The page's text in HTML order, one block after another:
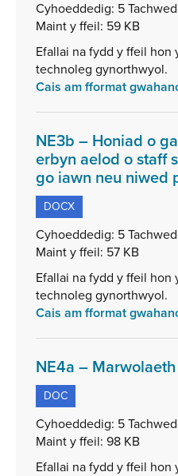
Cyhoeddedig: 5
Maint y ffeil: 59 KB
Efallai na fydd y ffeil hon
technoleg gynorthwyol.
Cais am fformat
NE3b – Honiad o
erbyn aelod o staff
go iawn neu niwed
DOCX
Cyhoeddedig: 5
Maint y ffeil: 57 KB
Efallai na fydd y ffeil hon
technoleg gynorthwyol.
Cais am fformat
NE4a –
DOC
Cyhoeddedig: 5
Maint y ffeil: 98 KB
Efallai na fydd y ffeil hon